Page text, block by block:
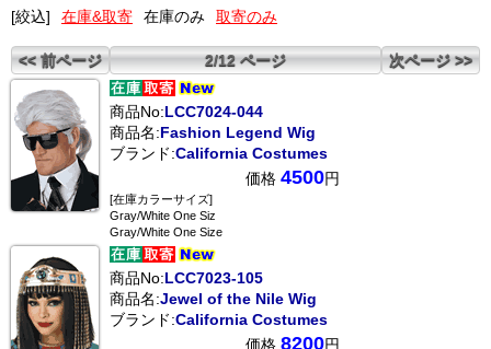
[絞込]
在庫&取寄 在庫のみ 取寄のみ
<< 前ページ 2/12 ページ 次ページ >>
商品No:LCC7024-044
商品名:Fashion Legend Wig
ブランド:California Costumes
価格 4500円
[在庫カラーサイズ]
Gray/White One Siz
Gray/White One Size
商品No:LCC7023-105
商品名:Jewel of the Nile Wig
ブランド:California Costumes
価格 8200円